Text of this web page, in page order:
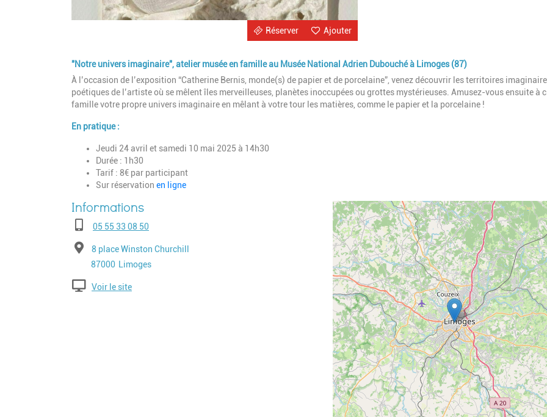
Ajouter
Réserver
"Notre univers imaginaire", atelier musée en famille au Musée National Adrien Dubouché à Limoges (87)
À l’occasion de l’exposition “Catherine Bernis, monde(s) de papier et de porcelaine”, venez découvrir les territoires
poétiques de l’artiste où se mêlent îles merveilleuses, planètes inoccupées ou grottes mystérieuses. Amusez-vous ensuite à
famille votre propre univers imaginaire en mêlant à votre tour les matières, comme le papier et la porcelaine !
En pratique :
Jeudi 24 avril et samedi 10 mai 2025 à 14h30
Durée : 1h30
Tarif : 8€ par participant
Sur réservation en ligne
Téléphone05 55 33 08 50
Adresse8 place Winston Churchill
Code postal
87000 Ville
Limoges
Voir le site
Geolocalisation